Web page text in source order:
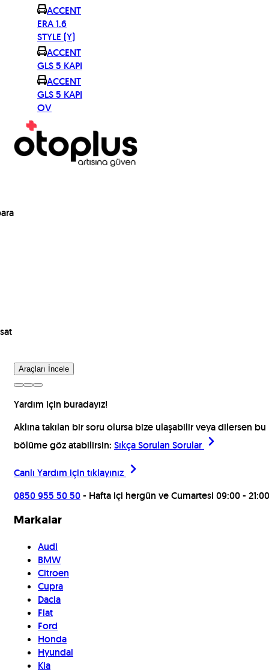
ACCENT
ERA 1.6
STYLE (Y)
ACCENT
GLS 5 KAPI
ACCENT
GLS 5 KAPI
OV
Araçları İncele
Yardım için buradayız!
Aklına takılan bir soru olursa bize ulaşabilir veya dilersen bu
bölüme göz atabilirsin: Sıkça Sorulan Sorular
Canlı Yardım için tıklayınız
0850 955 50 50- Hafta içi hergün ve Cumartesi 09:00 - 21:00
Markalar
Audi
BMW
Citroen
Cupra
Dacia
Fiat
Ford
Honda
Hyundai
Kia